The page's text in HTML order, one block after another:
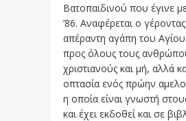
Βατοπαιδινού που έγινε
’86. Αναφέρεται ο
απέραντη αγάπη του
προς όλους τους
χριστιανούς και μή, αλλά
οπτασία ενός πρώην
η οποία είναι γνωστή
και έχει εκδοθεί και σε